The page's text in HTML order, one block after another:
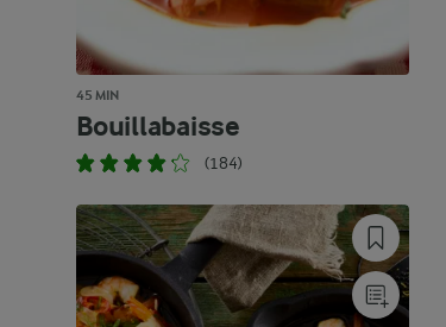
45 MIN
Bouillabaisse
(184)